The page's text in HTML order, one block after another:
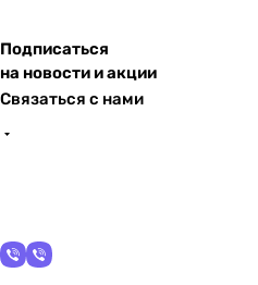
Подписаться
на новости и акции
Связаться с нами